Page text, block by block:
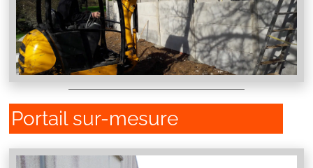
Portail sur-mesure